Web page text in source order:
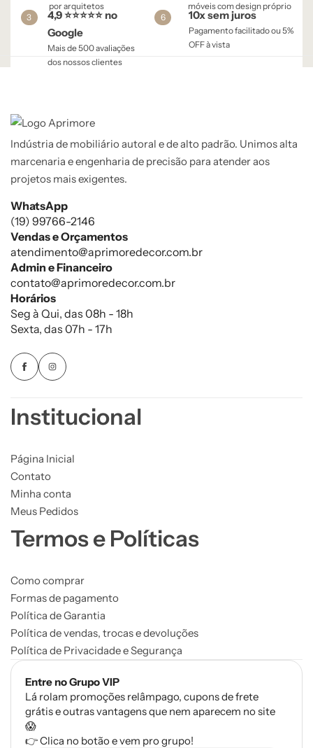
por arquitetos
móveis com design próprio
3
4,9 ⭐⭐⭐⭐⭐ no
Google
Mais de 500 avaliações
dos nossos clientes
6 10x sem juros
Pagamento facilitado ou 5%
OFF à vista​
Indústria de mobiliário autoral e de alto padrão. Unimos alta
marcenaria e engenharia de precisão para atender aos
projetos mais exigentes.
WhatsApp
(19) 99766-2146
Vendas e Orçamentos
atendimento@aprimoredecor.com.br
Admin e Financeiro
contato@aprimoredecor.com.br
Horários
Seg à Qui, das 08h - 18h
Sexta, das 07h - 17h
Institucional
Página Inicial
Contato
Minha conta
Meus Pedidos
Termos e Políticas
Como comprar
Formas de pagamento
Política de Garantia
Política de vendas, trocas e devoluções
Política de Privacidade e Segurança
Entre no Grupo VIP
Lá rolam promoções relâmpago, cupons de frete
grátis e outras vantagens que nem aparecem no site
😱
👉 Clica no botão e vem pro grupo!